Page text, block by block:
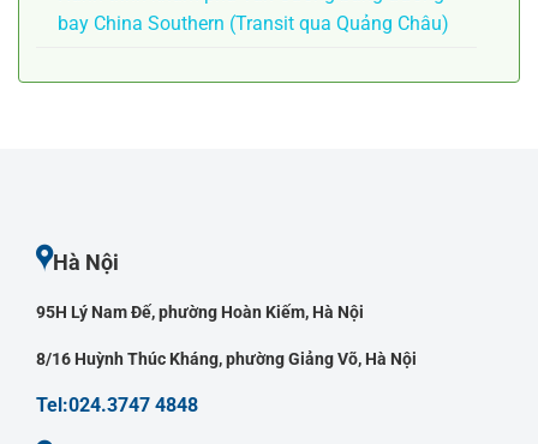
bay China Southern (Transit qua Quảng Châu)
Hà Nội
95H Lý Nam Đế, phường Hoàn Kiếm, Hà Nội
8/16 Huỳnh Thúc Kháng, phường Giảng Võ, Hà Nội
Tel:024.3747 4848